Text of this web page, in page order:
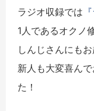
ラジオ収録では
1人であるオクノ
しんじさんにも
新人も大変喜ん
た！